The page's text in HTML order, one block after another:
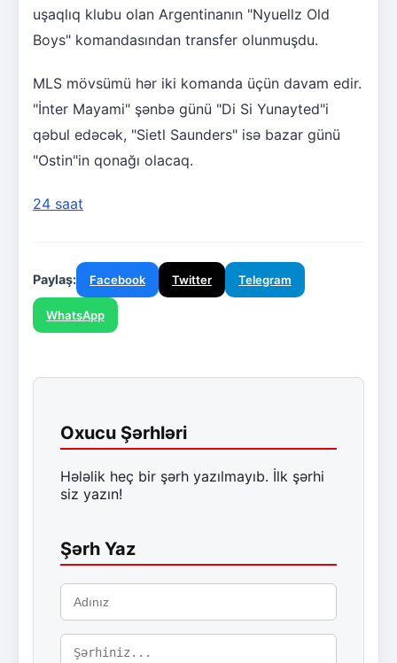
uşaqlıq klubu olan Argentinanın "Nyuellz Old
Boys" komandasından transfer olunmuşdu.
MLS mövsümü hər iki komanda üçün davam edir.
"İnter Mayami" şənbə günü "Di Si Yunayted"i
qəbul edəcək, "Sietl Saunders" isə bazar günü
"Ostin"in qonağı olacaq.
24 saat
Paylaş: Facebook Twitter Telegram
WhatsApp
Oxucu Şərhləri
Hələlik heç bir şərh yazılmayıb. İlk şərhi
siz yazın!
Şərh Yaz